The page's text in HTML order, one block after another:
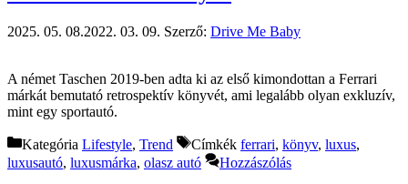
2025. 05. 08.2022. 03. 09. Szerző: Drive Me Baby
A német Taschen 2019-ben adta ki az első kimondottan a Ferrari
márkát bemutató retrospektív könyvét, ami legalább olyan exkluzív,
mint egy sportautó.
Kategória Lifestyle, Trend Címkék ferrari, könyv, luxus,
luxusautó, luxusmárka, olasz autó Hozzászólás